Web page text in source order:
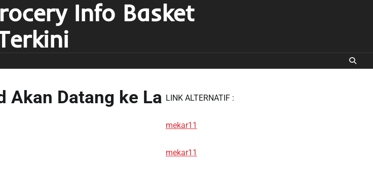
Info Basket
Akan Datang ke La LINK ALTERNATIF :
mekar11
mekar11